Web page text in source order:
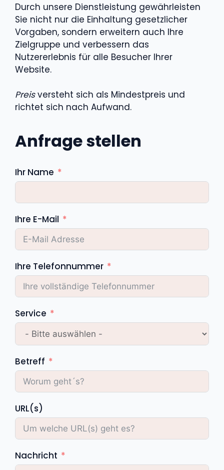
Durch unsere Dienstleistung gewährleisten
Sie nicht nur die Einhaltung gesetzlicher
Vorgaben, sondern erweitern auch Ihre
Zielgruppe und verbessern das
Nutzererlebnis für alle Besucher Ihrer
Website.
Preisversteht sich als Mindestpreis und
richtet sich nach Aufwand.
Anfrage stellen
Ihr Name
Ihre E-Mail
Ihre Telefonnummer
Service
Betreff
URL(s)
Nachricht